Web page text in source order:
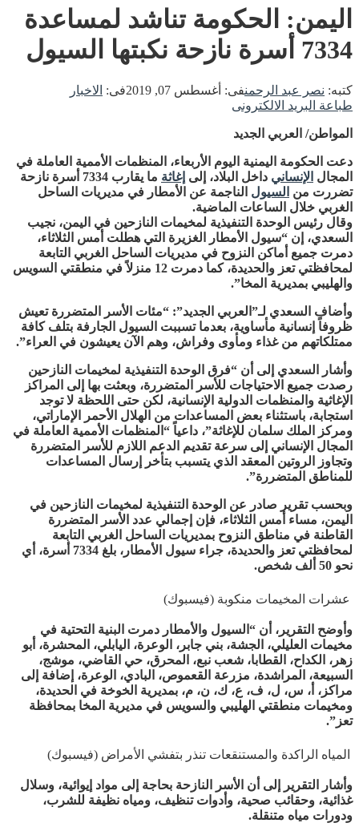
اليمن: الحكومة تناشد لمساعدة
7334 أسرة نازحة نكبتها السيول
كتبه: نصر عبد الرحمنفى: أغسطس 07, 2019 فى: الاخبار
طباعة البريد الالكترونى
المواطن/ العربي الجديد
دعت الحكومة اليمنية اليوم الأربعاء، المنظمات الأممية العاملة في
المجال الإنساني داخل البلاد، إلى إغاثة
ما يقارب 7334 أسرة نازحة
تضررت من السيول الناجمة عن الأمطار في مديريات الساحل
الغربي خلال الساعات الماضية.
وقال رئيس الوحدة التنفيذية لمخيمات النازحين في اليمن، نجيب
السعدي، إن “سيول الأمطار الغزيرة التي هطلت أمس الثلاثاء،
دمرت جميع أماكن النزوح في مديريات الساحل الغربي التابعة
لمحافظتي تعز والحديدة، كما دمرت 12 منزلاً في منطقتي السويس
والهليبي بمديرية المخا”.
وأضاف السعدي لـ”العربي الجديد”: “مئات الأسر المتضررة تعيش
ظروفاً إنسانية مأساوية، بعدما تسببت السيول الجارفة بتلف كافة
ممتلكاتهم من غذاء ومأوى وفراش، وهم الآن يعيشون في العراء”.
وأشار السعدي إلى أن “فرق الوحدة التنفيذية لمخيمات النازحين
رصدت جميع الاحتياجات للأسر المتضررة، وبعثت بها إلى المراكز
الإغاثية والمنظمات الدولية الإنسانية، لكن حتى اللحظة لا توجد
استجابة، باستثناء بعض المساعدات من الهلال الأحمر الإماراتي،
ومركز الملك سلمان للإغاثة”، داعياً “المنظمات الأممية العاملة في
المجال الإنساني إلى سرعة تقديم الدعم اللازم للأسر المتضررة
وتجاوز الروتين المعقد الذي يتسبب بتأخر إرسال المساعدات
للمناطق المتضررة”.
وبحسب تقرير صادر عن الوحدة التنفيذية لمخيمات النازحين في
اليمن، مساء أمس الثلاثاء، فإن إجمالي عدد الأسر المتضررة
القاطنة في مناطق النزوح بمديريات الساحل الغربي التابعة
لمحافظتي تعز والحديدة، جراء سيول الأمطار، بلغ 7334 أسرة، أي
نحو 50 ألف شخص.
عشرات المخيمات منكوبة (فيسبوك)
وأوضح التقرير، أن “السيول والأمطار دمرت البنية التحتية في
مخيمات العليلي، الجشة، بني جابر، الوعرة، اليابلي، المحشرة، أبو
زهر، الكداح، القطابا، شعب نبع، المحرق، حي القاضي، موشج،
السبيعة، المراشدة، مزرعة القعموص، البادي، الوعرة، إضافة إلى
مراكز، أ، س، ل، ف، ع، ك، ن، م، بمديرية الخوخة في الحديدة،
ومخيمات منطقتي الهليبي والسويس في مديرية المخا بمحافظة
تعز”.
المياه الراكدة والمستنقعات تنذر بتفشي الأمراض (فيسبوك)
وأشار التقرير إلى أن الأسر النازحة بحاجة إلى مواد إيوائية، وسلال
غذائية، وحقائب صحية، وأدوات تنظيف، ومياه نظيفة للشرب،
ودورات مياه متنقلة.